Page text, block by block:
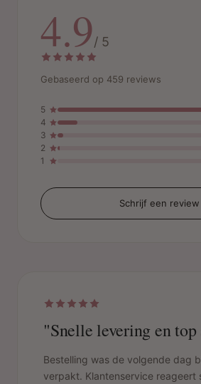
4.9/ 5
Gebaseerd op 459 reviews
5
4
3
2
1
Schrijf een review
"Snelle levering en
Bestelling was de volgende dag
verpakt. Klantenservice reageert